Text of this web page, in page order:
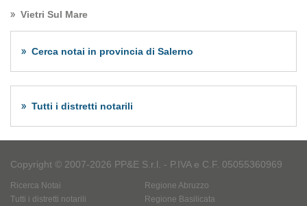
Vietri Sul Mare
Cerca notai in provincia di Salerno
Tutti i distretti notarili
Copyright © 2007-2026 PP&E S.r.l. - P.IVA e C.F. 05055360969
Ricerca Notai
Tutti i distretti notarili
Regione Abruzzo
Regione Basilicata